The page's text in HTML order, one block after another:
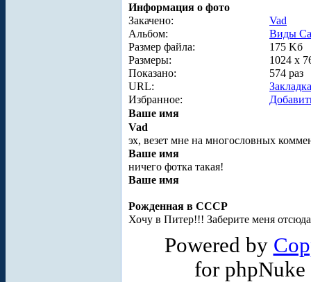
Информация о фото
Закачено:
Vad
Альбом:
Виды
Размер файла:
175 Kб
Размеры:
1024 x
Показано:
574 раз
URL:
Избранное:
Ваше имя
Vad
эх, везет мне на многословных
Ваше имя
ничего фотка такая!
Ваше имя
Рожденная в СССР
Хочу в Питер!!! Заберите меня
Powered by
for